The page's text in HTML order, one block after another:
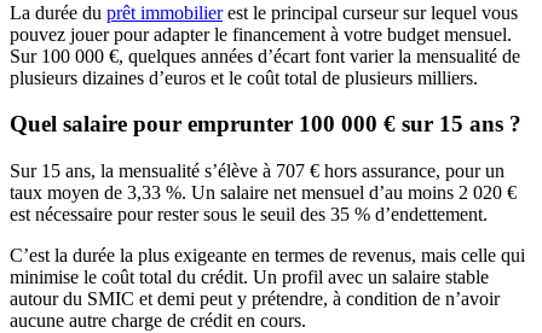
La durée du prêt immobilierest le principal curseur sur lequel vous
pouvez jouer pour adapter le financement à votre budget mensuel.
Sur 100 000 €, quelques années d’écart font varier la mensualité de
plusieurs dizaines d’euros et le coût total de plusieurs milliers.
Quel salaire pour emprunter 100 000 € sur 15 ans ?
Sur 15 ans, la mensualité s’élève à 707 € hors assurance, pour un
taux moyen de 3,33 %. Un salaire net mensuel d’au moins 2 020 €
est nécessaire pour rester sous le seuil des 35 % d’endettement.
C’est la durée la plus exigeante en termes de revenus, mais celle qui
minimise le coût total du crédit. Un profil avec un salaire stable
autour du SMIC et demi peut y prétendre, à condition de n’avoir
aucune autre charge de crédit en cours.